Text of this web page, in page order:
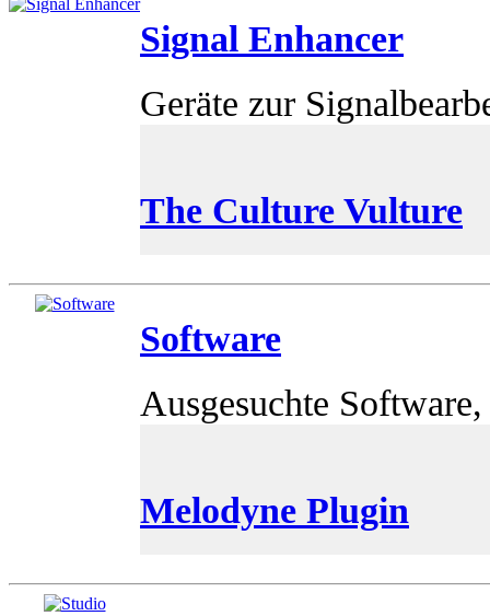
Signal Enhancer
Geräte zur
The Culture Vulture
Software
Ausgesuchte
Melodyne Plugin